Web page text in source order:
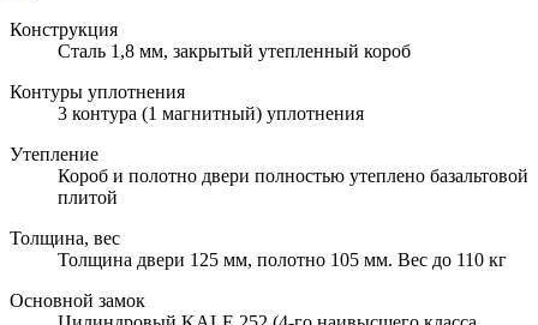
Конструкция
Сталь 1,8 мм, закрытый утепленный короб
Контуры уплотнения
3 контура (1 магнитный) уплотнения
Утепление
Короб и полотно двери полностью утеплено базальтовой
плитой
Толщина, вес
Толщина двери 125 мм, полотно 105 мм. Вес до 110 кг
Основной замок